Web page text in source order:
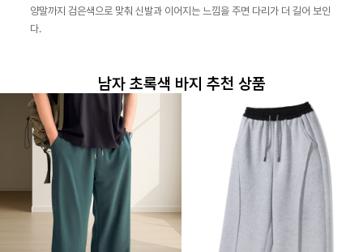
양말까지 검은색으로 맞춰 신발과 이어지는 느낌을 주면 다리가 더 길어 보인
다.
남자 초록색 바지 추천 상품